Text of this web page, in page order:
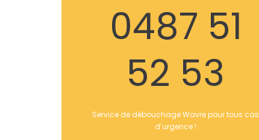
0487 51
52 53
Service de débouchage Wavre pour tous cas
d’urgence !